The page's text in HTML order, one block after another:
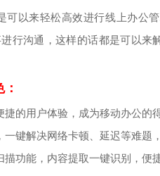
可以来轻松高效进行线上办公
行沟通，这样的话都是可以
的用户体验，成为移动办公的
键解决网络卡顿、延迟等难题
功能，内容提取一键识别，便